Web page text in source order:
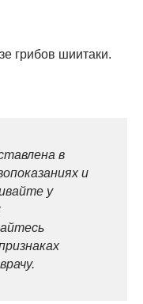
грибов шиитаки.
в
и
у